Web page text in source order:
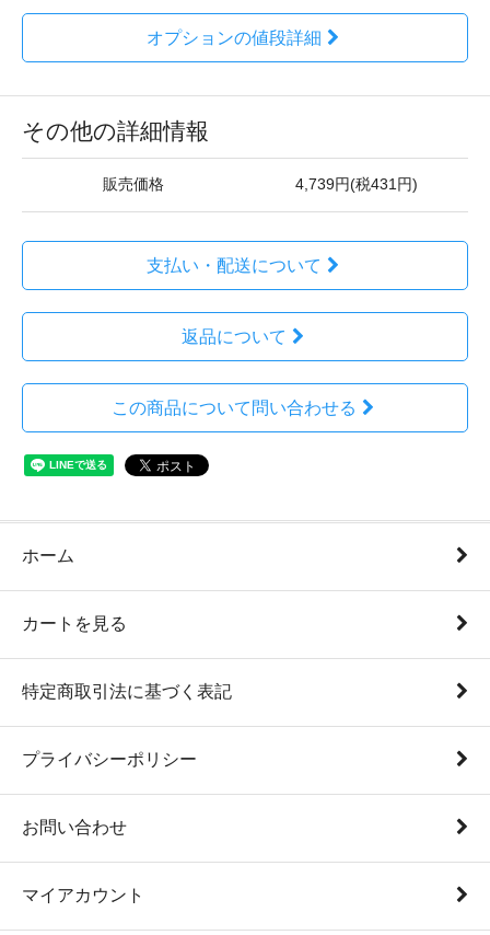
オプションの値段詳細
その他の詳細情報
販売価格 4,739円(税431円)
支払い・配送について
返品について
この商品について問い合わせる
ホーム
カートを見る
特定商取引法に基づく表記
プライバシーポリシー
お問い合わせ
マイアカウント